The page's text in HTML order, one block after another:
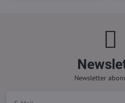
Newsletter